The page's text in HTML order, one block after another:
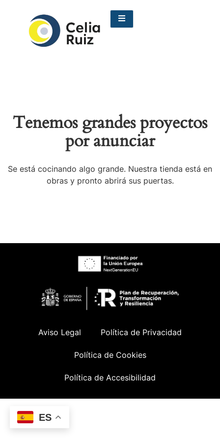
Tenemos grandes proyectos
por anunciar
Se está cocinando algo grande. Nuestra tienda está en
obras y pronto abrirá sus puertas.
Aviso Legal Política de Privacidad
Política de Cookies
Política de Accesibilidad
ES